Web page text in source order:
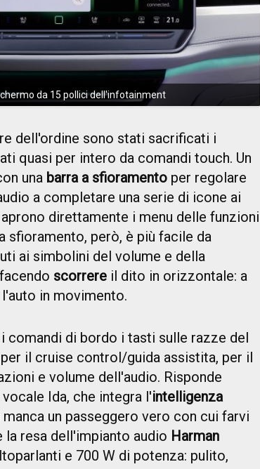
da 15 pollici dell'infotainment
dell'ordine sono stati sacrificati i
quasi per intero da comandi touch. Un
una barra a sfioramento per regolare
a completare una serie di icone ai
direttamente i menu delle funzioni
sfioramento, però, è più facile da
ai simbolini del volume e della
scorrere il dito in orizzontale: a
in movimento.
comandi di bordo i tasti sulle razze del
per il cruise control/guida assistita, per il
e volume dell'audio. Risponde
Ida, che integra l'intelligenza
manca un passeggero vero con cui farvi
resa dell'impianto audio Harman
e 700 W di potenza: pulito,